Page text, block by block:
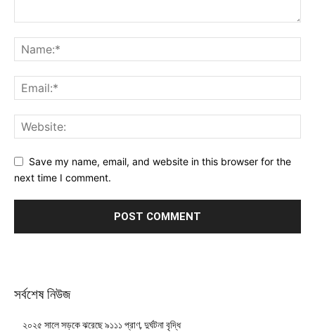
Save my name, email, and website in this browser for the
next time I comment.
সর্বশেষ নিউজ
২০২৫ সালে সড়কে ঝরেছে ৯১১১ প্রাণ, দুর্ঘটনা বৃদ্ধি